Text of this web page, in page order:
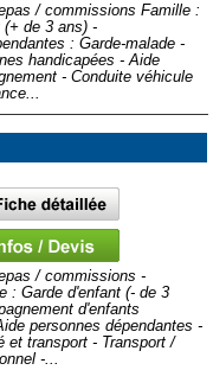
/ commissions Famille :
(+ de 3 ans) -
: Garde-malade -
handicapées - Aide
- Conduite véhicule
/ commissions -
: Garde d'enfant (- de 3
d'enfants
personnes dépendantes -
et transport - Transport /
-...